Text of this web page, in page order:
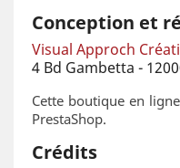
Conception et
Visual Approch
4 Bd Gambetta -
Cette boutique en
PrestaShop.
Crédits